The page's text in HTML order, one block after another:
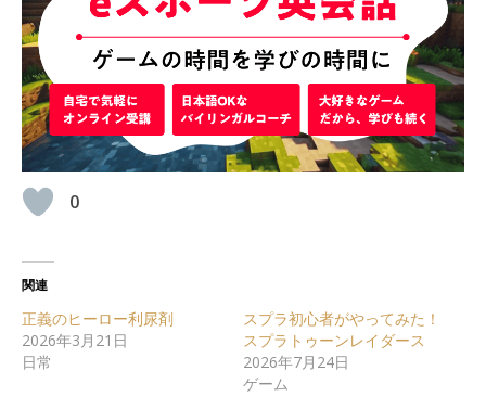
0
関連
正義のヒーロー利尿剤
2026年3月21日
日常
スプラ初心者がやってみた！
スプラトゥーンレイダース
2026年7月24日
ゲーム